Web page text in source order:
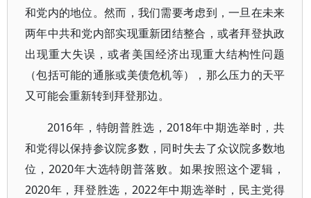
和党内的地位。然而，我们需要考虑到，一旦在未来
两年中共和党内部实现重新团结整合，或者拜登执政
出现重大失误，或者美国经济出现重大结构性问题
（包括可能的通胀或美债危机等），那么压力的天平
又可能会重新转到拜登那边。
2016年，特朗普胜选，2018年中期选举时，共
和党得以保持参议院多数，同时失去了众议院多数地
位，2020年大选特朗普落败。如果按照这个逻辑，
2020年，拜登胜选，2022年中期选举时，民主党得